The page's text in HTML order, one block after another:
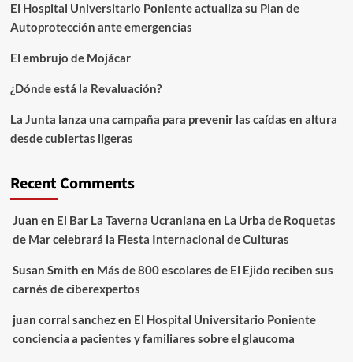
El Hospital Universitario Poniente actualiza su Plan de
Autoprotección ante emergencias
El embrujo de Mojácar
¿Dónde está la Revaluación?
La Junta lanza una campaña para prevenir las caídas en altura
desde cubiertas ligeras
Recent Comments
Juan en El Bar La Taverna Ucraniana en La Urba de Roquetas
de Mar celebrará la Fiesta Internacional de Culturas
Susan Smith en Más de 800 escolares de El Ejido reciben sus
carnés de ciberexpertos
juan corral sanchezen El Hospital Universitario Poniente
conciencia a pacientes y familiares sobre el glaucoma